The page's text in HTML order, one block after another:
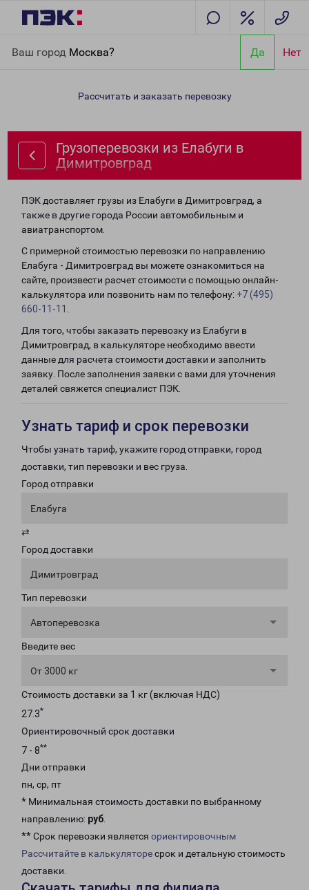
Ваш город Москва? Да Нет
Димитровград
Рассчитать и заказать перевозку
Грузоперевозки из Елабуги в
Димитровград
ПЭК доставляет грузы из Елабуги в Димитровград, а
также в другие города России автомобильным и
авиатранспортом.
С примерной стоимостью перевозки по направлению
Елабуга - Димитровград вы можете ознакомиться на
сайте, произвести расчет стоимости с помощью онлайн-
калькулятора или позвонить нам по телефону: +7 (495)
660-11-11
Для того, чтобы заказать перевозку из Елабуги в
Димитровград, в калькуляторе необходимо ввести
данные для расчета стоимости доставки и заполнить
заявку. После заполнения заявки с вами для уточнения
деталей свяжется специалист ПЭК.
Узнать тариф и срок перевозки
Чтобы узнать тариф, укажите город отправки, город
доставки, тип перевозки и вес груза.
Город отправки
Елабуга
⇄
Город доставки
Димитровград
Тип перевозки
Автоперевозка
Введите вес
От 3000 кг
Стоимость доставки за 1 кг (включая НДС)
27.3*
Ориентировочный срок доставки
7 - 8**
Дни отправки
пн, ср, пт
* Минимальная стоимость доставки по выбранному
направлению: руб.
** Срок перевозки является ориентировочным
Рассчитайте в калькуляторесрок и детальную стоимость
доставки.